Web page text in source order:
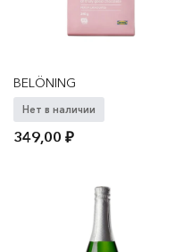
BELÖNING
Нет в наличии
349,00₽